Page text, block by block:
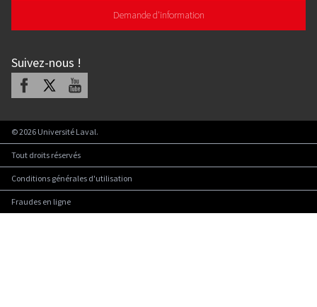
Demande d'information
Suivez-nous !
Facebook Youtube
©2026 Université Laval.
Tout droits réservés
Conditions générales d'utilisation
Fraudes en ligne